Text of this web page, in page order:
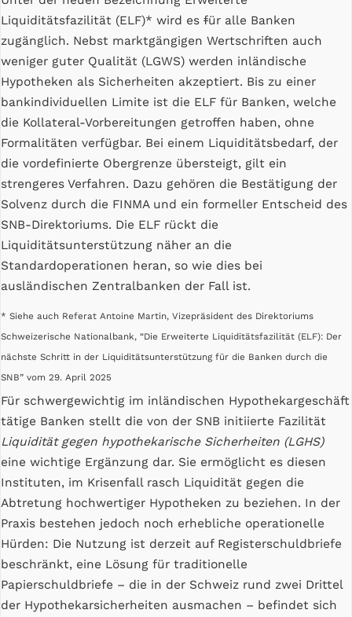
Liquiditätsfazilität (ELF)* wird es für alle Banken
zugänglich. Nebst marktgängigen Wertschriften auch
weniger guter Qualität (LGWS) werden inländische
Hypotheken als Sicherheiten akzeptiert. Bis zu einer
bankindividuellen Limite ist die ELF für Banken, welche
die Kollateral-Vorbereitungen getroffen haben, ohne
Formalitäten verfügbar. Bei einem Liquiditätsbedarf, der
die vordefinierte Obergrenze übersteigt, gilt ein
strengeres Verfahren. Dazu gehören die Bestätigung der
Solvenz durch die FINMA und ein formeller Entscheid des
SNB-Direktoriums. Die ELF rückt die
Liquiditätsunterstützung näher an die
Standardoperationen heran, so wie dies bei
ausländischen Zentralbanken der Fall ist.
* Siehe auch Referat Antoine Martin, Vizepräsident des Direktoriums
Schweizerische Nationalbank, “Die Erweiterte Liquiditätsfazilität (ELF): Der
nächste Schritt in der Liquiditätsunterstützung für die Banken durch die
SNB” vom 29. April 2025
Für schwergewichtig im inländischen Hypothekargeschäft
tätige Banken stellt die von der SNB initiierte Fazilität
Liquidität gegen hypothekarische Sicherheiten (LGHS)
eine wichtige Ergänzung dar. Sie ermöglicht es diesen
Instituten, im Krisenfall rasch Liquidität gegen die
Abtretung hochwertiger Hypotheken zu beziehen. In der
Praxis bestehen jedoch noch erhebliche operationelle
Hürden: Die Nutzung ist derzeit auf Registerschuldbriefe
beschränkt, eine Lösung für traditionelle
Papierschuldbriefe – die in der Schweiz rund zwei Drittel
der Hypothekarsicherheiten ausmachen – befindet sich